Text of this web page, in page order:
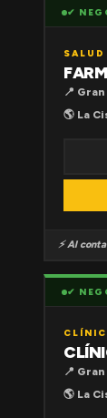
✔
📍
🌎 La
⚡ Al
✔
📍
🌎 La